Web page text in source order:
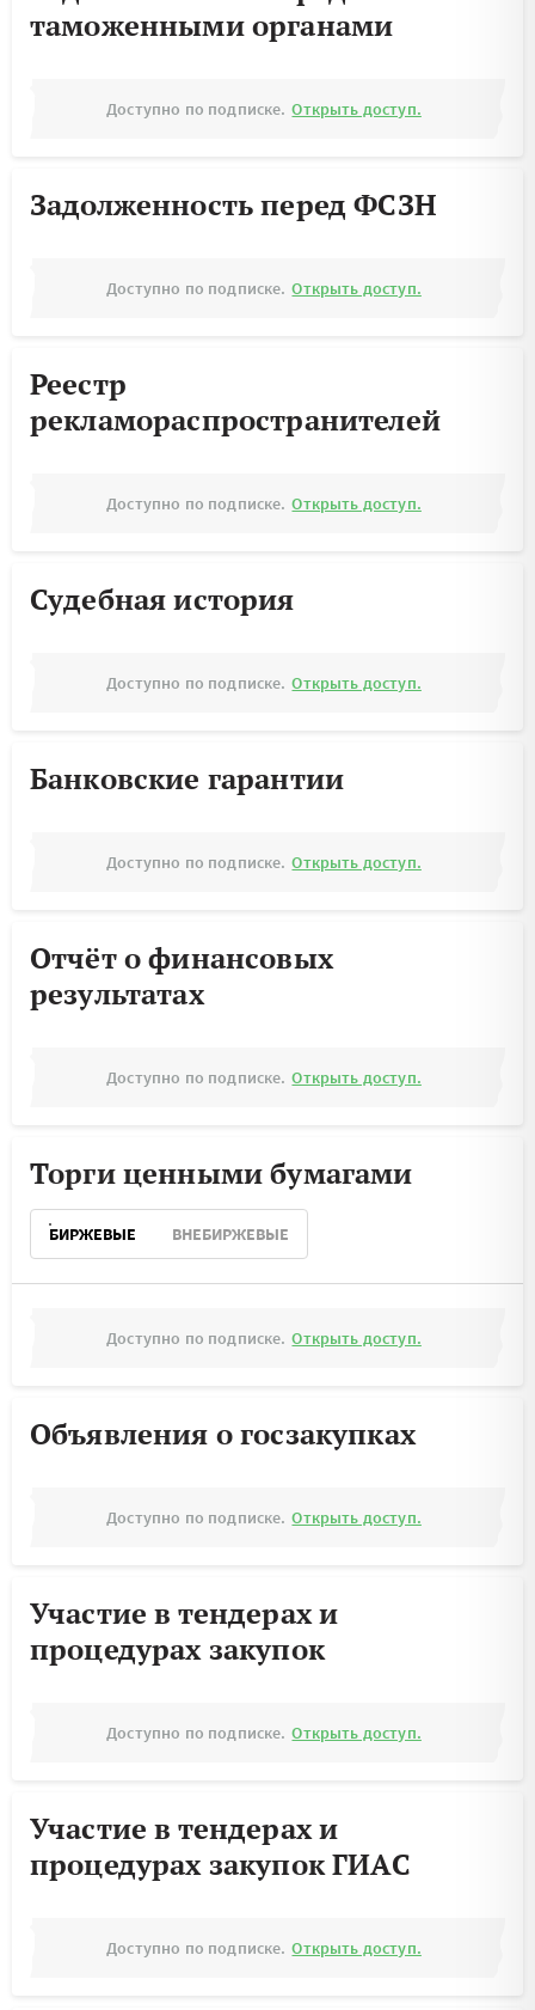
таможенными органами
Доступно по подписке. Открыть доступ.
Задолженность перед ФСЗН
Доступно по подписке. Открыть доступ.
Реестр
рекламораспространителей
Доступно по подписке. Открыть доступ.
Судебная история
Доступно по подписке. Открыть доступ.
Банковские гарантии
Доступно по подписке. Открыть доступ.
Отчёт о финансовых
результатах
Доступно по подписке. Открыть доступ.
Торги ценными бумагами
БИРЖЕВЫЕ ВНЕБИРЖЕВЫЕ
Доступно по подписке. Открыть доступ.
Объявления о госзакупках
Доступно по подписке. Открыть доступ.
Участие в тендерах и
процедурах закупок
Доступно по подписке. Открыть доступ.
Участие в тендерах и
процедурах закупок ГИАС
Доступно по подписке. Открыть доступ.